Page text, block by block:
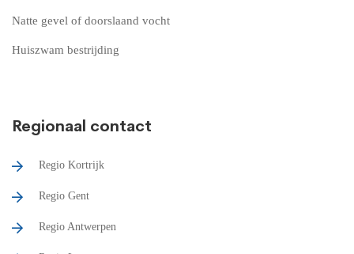
Natte gevel of doorslaand vocht
Huiszwam bestrijding
Regionaal contact
Regio Kortrijk
Regio Gent
Regio Antwerpen